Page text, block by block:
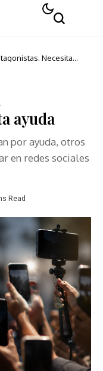
Necesita
ayuda
por ayuda, otros
en redes sociales
Read